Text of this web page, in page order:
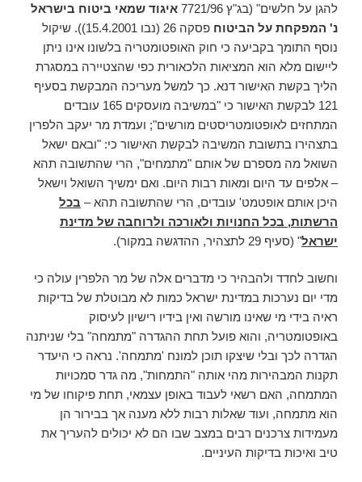
להגן על חלשים" (בג"ץ 7721/96
איגוד שמאי ביטוח בישראל
נ' המפקחת על הביטוח
פסקה 26 (נבו 15.4.2001)). שיקול
נוסף התומך בקביעה כי חוק האופטומטריה בלשונו אינו ניתן
ליישום מלא הוא המציאות הלכאורית כפי שהצטיירה במסגרת
הליך בקשת האישור דנא. כך למשל מעריכה המבקשת בסעיף
121 לבקשת האישור כי "במשיבה מועסקים 165 עובדים
המתחזים לאופטומטריסטים מורשים"; ועמדת מר יעקב הלפרין
בתצהירו בתשובת המשיבה לבקשת האישור כי: "ובאם ישאל
השואל מה מספרם של אותם "מתמחים", הרי שהתשובה תהא
– אלפים עד היום ומאות רבות היום. ואם ימשיך השואל וישאל
היכן אותם אופטמט' עובדים, הרי שהתשובה תהא – בכל
הרשתות, בכל החנויות ולאורכה ולרוחבה של מדינת
ישראל" (סעיף 29 לתצהיר, ההדגשה במקור).
וחשוב לחדד ולהבהיר כי מדברים אלה של מר הלפרין עולה כי
מדי יום נערכות במדינת ישראל כמות לא מבוטלת של בדיקות
ראיה בידי מי שאינו מורשה ואין בידיו רישיון לעיסוק
באופטומטריה, והוא פועל תחת ההגדרה "מתמחה" בלי שניתנה
הגדרה לכך ובלי שיצקו תוכן למונח 'מתמחה'. נראה כי היעדר
תקנות המבהירות מהי אותה "התמחות", מה גדר סמכויות
המתמחה, האם רשאי לעבוד באופן עצמאי, תחת פיקוחו של מי
הוא מתמחה, ועוד שאלות רבות ללא מענה אך בבירור הן
מעמידות צרכנים רבים במצב שבו הם לא יכולים להעריך את
טיב ואיכות בדיקות העיניים.